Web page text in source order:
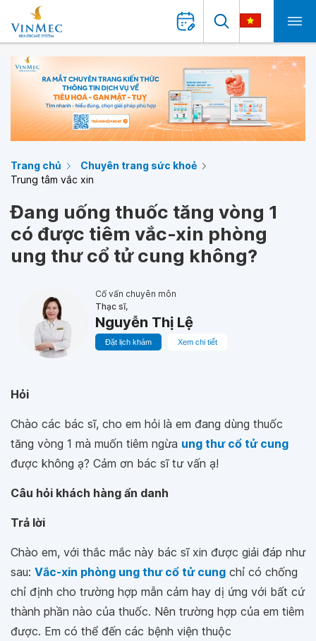
Trang chủ
Chuyên trang sức khoẻ
Trung tâm vắc xin
Đang uống thuốc tăng vòng 1
có được tiêm vắc-xin phòng
ung thư cổ tử cung không?
Cố vấn chuyên môn
Thạc sĩ,
Nguyễn Thị Lệ
Đặt lịch khám Xem chi tiết
Hỏi
Chào các bác sĩ, cho em hỏi là em đang dùng thuốc
tăng vòng 1 mà muốn tiêm ngừa ung thư cổ tử cung
được không ạ? Cảm ơn bác sĩ tư vấn ạ!
Câu hỏi khách hàng ẩn danh
Trả lời
Chào em, với thắc mắc này bác sĩ xin được giải đáp như
sau: Vắc-xin phòng ung thư cổ tử cung chỉ có chống
chỉ định cho trường hợp mẫn cảm hay dị ứng với bất cứ
thành phần nào của thuốc. Nên trường hợp của em tiêm
được. Em có thể đến các bệnh viện thuộc